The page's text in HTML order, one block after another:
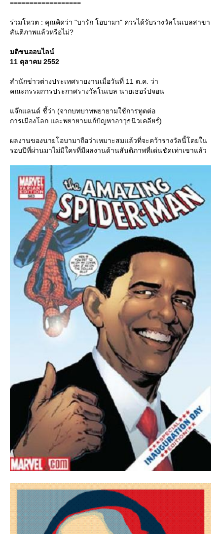
==================
ร่วมโหวต : คุณคิดว่า "บารัก โอบามา" ควรได้รับรางวัลโนเบลสาขา
สันติภาพแล้วหรือไม่?
มติชนออนไลน์
11 ตุลาคม 2552
สำนักข่าวต่างประเทศรายงานเมื่อวันที่ 11 ต.ค. ว่า
คณะกรรมการประกาศรางวัลโนเบล นายเธอร์ปจอน
จ๊กแลนด์ ชี้ว่า (จากบทบาทพยายามใช้การทูตต่อ
การเมืองโลก และพยายามแก้ปัญหาอาวุธนิวเคลียร์)
ผลงานของนายโอบามาถือว่าเหมาะสมแล้วที่จะคว้ารางวัลนี้โดยใน
รอบปีที่ผ่านมาไม่มีใครที่มีผลงานด้านสันติภาพที่เด่นชัดเท่าเขาแล้ว